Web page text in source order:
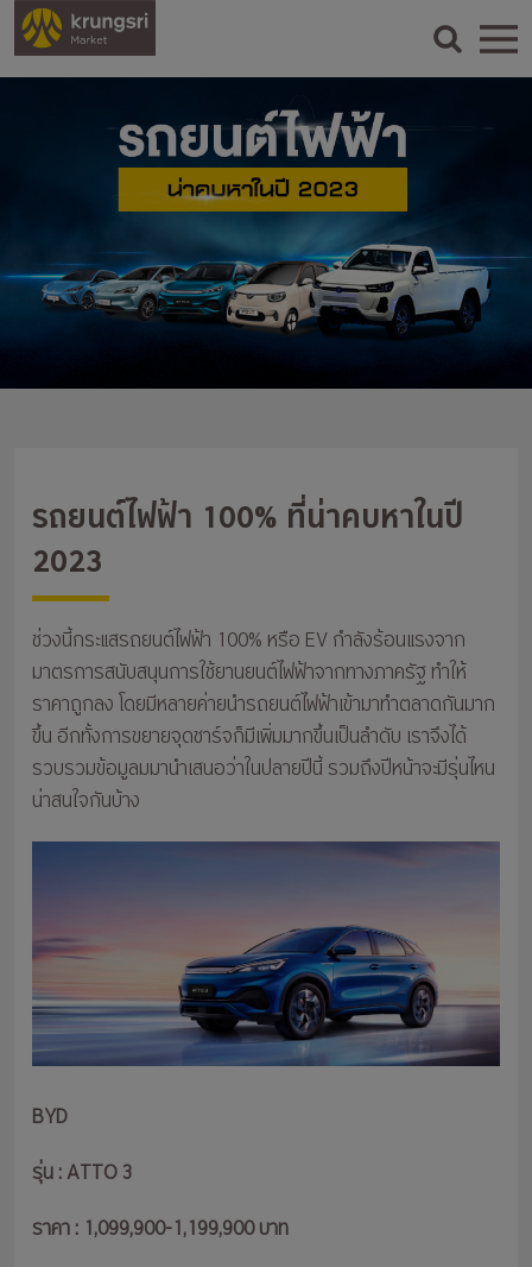
รถยนต์ไฟฟ้า 100% ที่น่าคบหาในปี
2023
ช่วงนี้กระแสรถยนต์ไฟฟ้า 100% หรือ EV กำลังร้อนแรงจาก
มาตรการสนับสนุนการใช้ยานยนต์ไฟฟ้าจากทางภาครัฐ ทำให้
ราคาถูกลง โดยมีหลายค่ายนำรถยนต์ไฟฟ้าเข้ามาทำตลาดกันมาก
ขึ้น อีกทั้งการขยายจุดชาร์จก็มีเพิ่มมากขึ้นเป็นลำดับ เราจึงได้
รวบรวมข้อมูลมมานำเสนอว่าในปลายปีนี้ รวมถึงปีหน้าจะมีรุ่นไหน
น่าสนใจกันบ้าง
BYD
รุ่น : ATTO 3
ราคา : 1,099,900-1,199,900 บาท